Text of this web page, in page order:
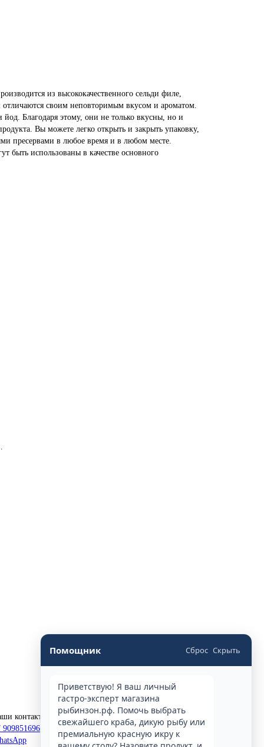
из высококачественного сельди филе,
отличаются своим неповторимым вкусом и ароматом.
Благодаря этому, они не только вкусны, но и
Вы можете легко открыть и закрыть упаковку,
пресервами в любое время и в любом месте.
быть использованы в качестве основного
контакты
9098516969
Помощник Сброс Скрыть
Приветствую! Я ваш личный
гастро-эксперт магазина
рыбинзон.рф. Помочь выбрать
свежайшего краба, дикую рыбу или
премиальную красную икру к